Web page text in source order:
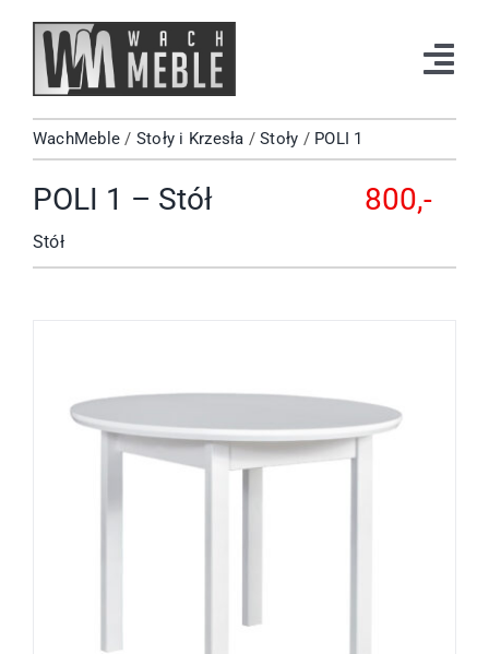
zawartości
Strona Główna
Katalog
Instagram
WachMeble / Stoły i Krzesła /Stoły / POLI 1
POLI 1 – Stół
Stół
800,-